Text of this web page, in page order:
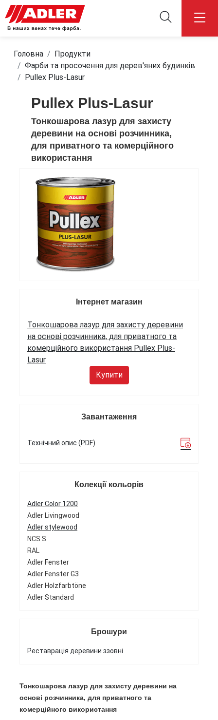
Головна
Продукти
Фарби та просочення для дерев'яних будинків
Pullex Plus-Lasur
Pullex Plus-Lasur
Тонкошарова лазур для захисту
деревини на основі розчинника,
для приватного та комерційного
використання
Тонкошарова лазур для захисту деревини на
основі розчинника, для приватного та
комерційного використання
Інтернет магазин
Тонкошарова лазур для захисту деревини
на основі розчинника, для приватного та
комерційного використання Pullex Plus-
Lasur
Купити
Завантаження
Технічний опис (PDF)
Колекції кольорів
Adler Color 1200
Adler Livingwood
Adler stylewood
NCS S
RAL
Adler Fenster
Adler Fenster G3
Adler Holzfarbtöne
Adler Standard
Брошури
Реставрація деревини ззовні